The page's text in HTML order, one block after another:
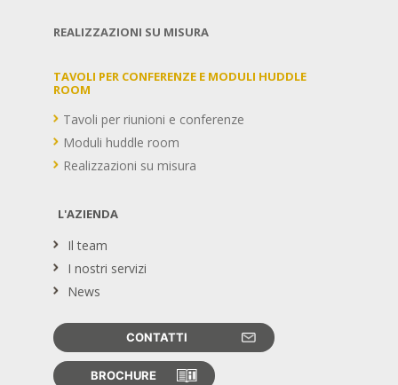
REALIZZAZIONI SU MISURA
TAVOLI PER CONFERENZE E MODULI HUDDLE
ROOM
Tavoli per riunioni e conferenze
Moduli huddle room
Realizzazioni su misura
L'AZIENDA
Il team
I nostri servizi
News
CONTATTI
BROCHURE